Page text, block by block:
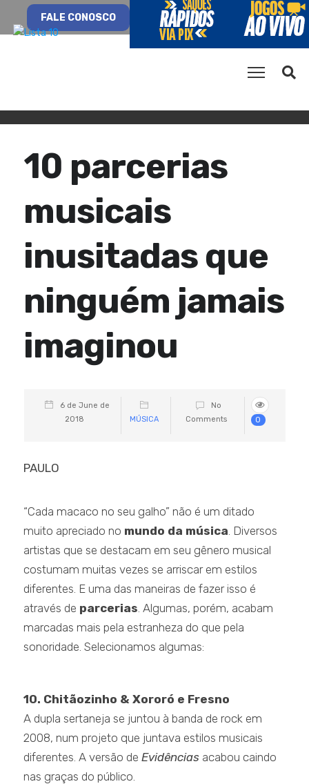
FALE CONOSCO
10 parcerias
musicais
inusitadas que
ninguém jamais
imaginou
6 de June de
2018
MÚSICA
No
Comments
0
PAULO
“Cada macaco no seu galho” não é um ditado
muito apreciado no mundo da música. Diversos
artistas que se destacam em seu gênero musical
costumam muitas vezes se arriscar em estilos
diferentes. E uma das maneiras de fazer isso é
através de parcerias. Algumas, porém, acabam
marcadas mais pela estranheza do que pela
sonoridade. Selecionamos algumas:
10. Chitãozinho & Xororó e Fresno
A dupla sertaneja se juntou à banda de rock em
2008, num projeto que juntava estilos musicais
diferentes. A versão deEvidências acabou caindo
nas graças do público.